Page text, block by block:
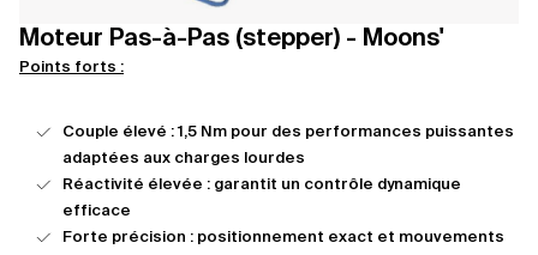
Moteur Pas-à-Pas (stepper) - Moons'
Points forts :
Couple élevé : 1,5 Nm pour des performances puissantes
adaptées aux charges lourdes
Réactivité élevée : garantit un contrôle dynamique
efficace
Forte précision : positionnement exact et mouvements